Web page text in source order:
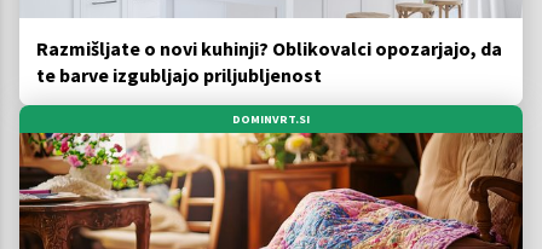
Razmišljate o novi kuhinji? Oblikovalci opozarjajo, da
te barve izgubljajo priljubljenost
DOMINVRT.SI